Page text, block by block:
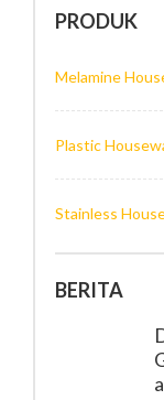
PRODUK
Melamine
Plastic
Stainless
BERITA